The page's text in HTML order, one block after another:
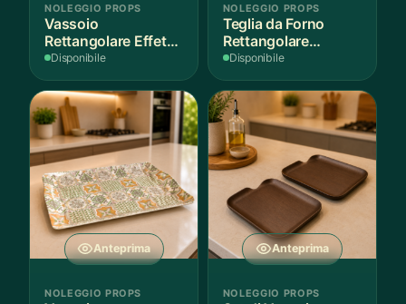
NOLEGGIO PROPS
Vassoio
Rettangolare Effetto
Legno
Disponibile
NOLEGGIO PROPS
Teglia da Forno
Rettangolare
Antiaderente
Disponibile
Anteprima
NOLEGGIO PROPS
Anteprima
NOLEGGIO PROPS